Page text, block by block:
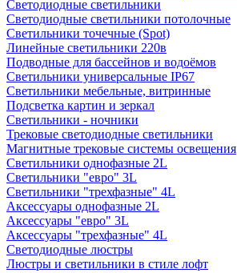
Светодиодные светильники
Светодиодные светильники потолочные
Светильники точечные (Spot)
Линейные светильники 220в
Подводные для бассейнов и водоёмов
Светильники универсальные IP67
Светильники мебельные, витринные
Подсветка картин и зеркал
Светильники - ночники
Трековые светодиодные светильники
Магнитные трековые системы освещения
Светильники однофазные 2L
Светильники "евро" 3L
Светильники "трехфазные" 4L
Аксессуары однофазные 2L
Аксессуары "евро" 3L
Аксессуары "трехфазные" 4L
Светодиодные люстры
Люстры и светильники в стиле лофт